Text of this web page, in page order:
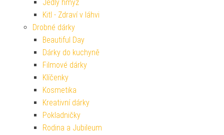
Jedlý hmyz
Kitl - Zdraví v láhvi
Drobné dárky
Beautiful Day
Dárky do kuchyně
Filmové dárky
Klíčenky
Kosmetika
Kreativní dárky
Pokladničky
Rodina a Jubileum